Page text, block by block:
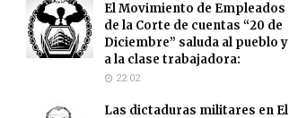
El Movimiento de Empleados
de la Corte de cuentas “20 de
Diciembre” saluda al pueblo y
a la clase trabajadora:
22:02
Las dictaduras militares en El